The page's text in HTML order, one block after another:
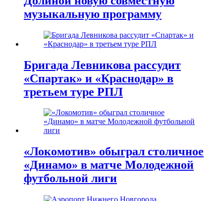
музыкальную программу
Бригада Левникова рассудит
«Спартак» и «Краснодар» в
третьем туре РПЛ
«Локомотив» обыграл столичное
«Динамо» в матче Молодежной
футбольной лиги